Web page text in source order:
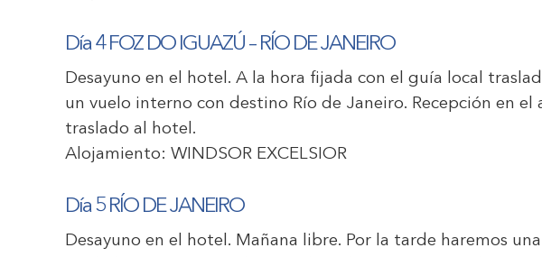
Día 4 FOZ DO IGUAZÚ – RÍO DE JANEIRO
Desayuno en el hotel. A la hora fijada con el guía local
un vuelo interno con destino Río de Janeiro. Recepción en
traslado al hotel.
Alojamiento: WINDSOR EXCELSIOR
Día 5 RÍO DE JANEIRO
Desayuno en el hotel. Mañana libre. Por la tarde haremos